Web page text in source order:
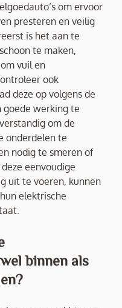
om ervoor
presteren en veilig
is het aan te
te maken,
vuil en
ook
deze op volgens de
goede werking te
om de
onderdelen te
nodig te smeren of
eenvoudige
uit te voeren, kunnen
elektrische
binnen als